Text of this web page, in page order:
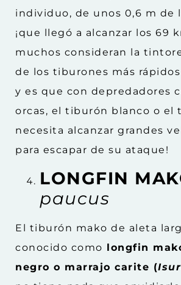
individuo, de unos 0,6 m de
¡que llegó a alcanzar los 69
muchos consideran la
de los tiburones más
y es que con depredadores
orcas, el tiburón blanco o el
necesita alcanzar grandes
para escapar de su ataque!
LONGFIN
paucus
El tiburón mako de aleta
conocido como longfin
negro o marrajo carite (